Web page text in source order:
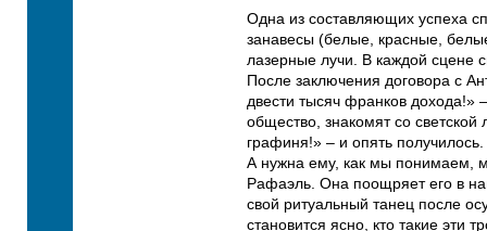
Одна из составляющих успеха
занавесы (белые, красные,
лазерные лучи. В каждой сцене
После заключения договора с
двести тысяч франков дохода!»
общество, знакомят со
графиня!» – и опять
А нужна ему, как мы понимаем,
Рафаэль. Она поощряет его в
свой ритуальный танец после
становится ясно, кто такие эти